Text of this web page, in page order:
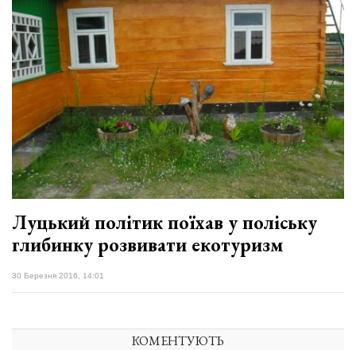
Луцький політик поїхав у поліську
глибинку розвивати екотуризм
30 Березня 2016, 14:01
КОМЕНТУЮТЬ